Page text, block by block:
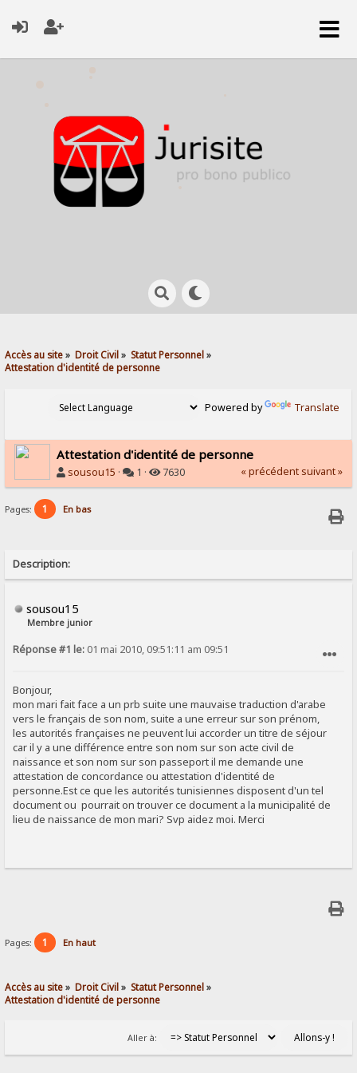
Accès au site» Droit Civil» Statut Personnel»
Attestation d'identité de personne
Powered by Translate
Attestation d'identité de personne
sousou15 · 1 · 7630 « précédent suivant »
Pages: 1 En bas
Description:
sousou15
Membre junior
Réponse #1 le: 01 mai 2010, 09:51:11 am 09:51
Bonjour,
mon mari fait face a un prb suite une mauvaise traduction d'arabe
vers le français de son nom, suite a une erreur sur son prénom,
les autorités françaises ne peuvent lui accorder un titre de séjour
car il y a une différence entre son nom sur son acte civil de
naissance et son nom sur son passeport il me demande une
attestation de concordance ou attestation d'identité de
personne.Est ce que les autorités tunisiennes disposent d'un tel
document ou pourrait on trouver ce document a la municipalité de
lieu de naissance de mon mari? Svp aidez moi. Merci
Pages: 1 En haut
Accès au site» Droit Civil» Statut Personnel»
Attestation d'identité de personne
Aller à: